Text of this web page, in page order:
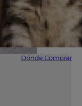
Dónde Comprar